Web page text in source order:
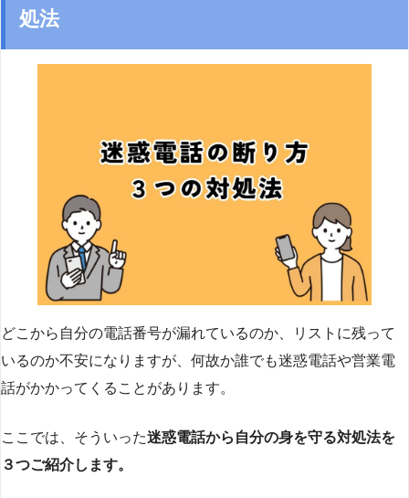
処法
どこから自分の電話番号が漏れているのか、リストに残って
いるのか不安になりますが、何故か誰でも迷惑電話や営業電
話がかかってくることがあります。
ここでは、そういった迷惑電話から自分の身を守る対処法を
３つご紹介します。